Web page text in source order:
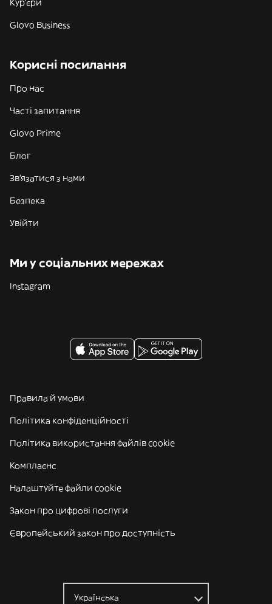
Кур'єри
Glovo Business
Корисні посилання
Про нас
Часті запитання
Glovo Prime
Блог
Зв'язатися з нами
Безпека
Увійти
Ми у соціальних мережах
Instagram
Правила й умови
Політика конфіденційності
Політика використання файлів cookie
Комплаєнс
Налаштуйте файли cookie
Закон про цифрові послуги
Європейський закон про доступність